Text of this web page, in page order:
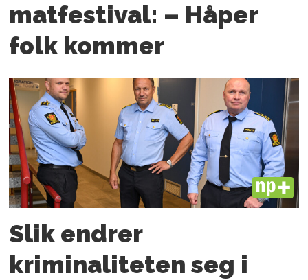
matfestival: – Håper
folk kommer
PLUS
Slik endrer
kriminaliteten seg i